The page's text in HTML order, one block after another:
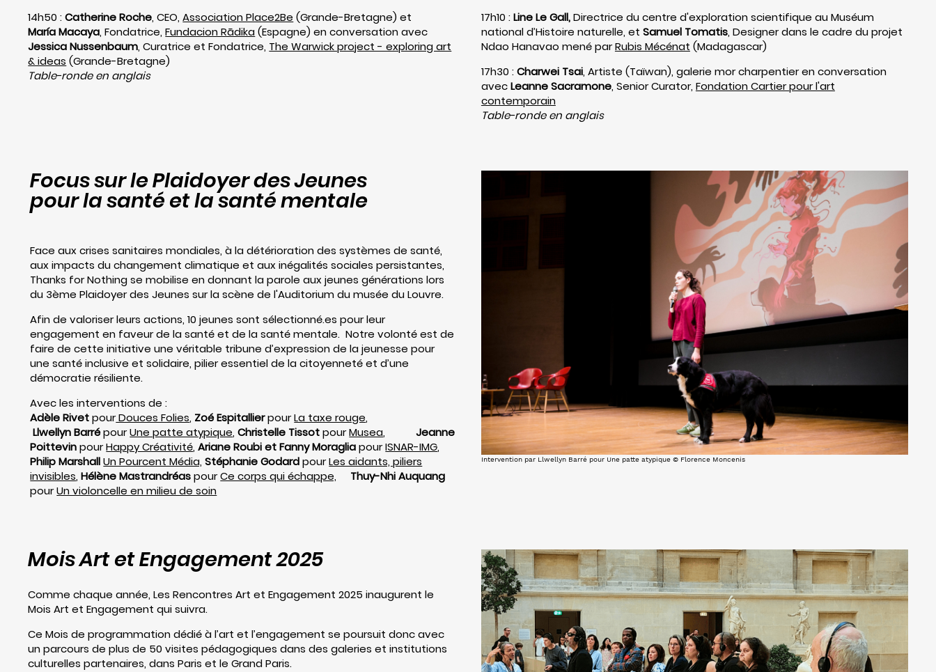
14h50 :Catherine Roche, CEO,Association Place2Be (Grande-Bretagne) et
María Macaya, Fondatrice,Fundacion Rādika(Espagne) en conversation avec
Jessica Nussenbaum, Curatrice et Fondatrice, The Warwick project - exploring art
& ideas (Grande-Bretagne)
Table-ronde en anglais
17h10 :Line Le Gall,Directrice du centre d'exploration scientifique au Muséum
national d’Histoire naturelle, et Samuel Tomatis, Designer dans le cadre du projet
Ndao Hanavao mené parRubis Mécénat (Madagascar)
17h30 :Charwei Tsai, Artiste (Taïwan), galerie mor charpentier en conversation
avecLeanne Sacramone, Senior Curator, Fondation Cartier pour l'art
contemporain
Table-ronde en anglais
Focus sur le Plaidoyer des Jeunes
pour la santé et la santé mentale
Face aux crises sanitaires mondiales, à la détérioration des systèmes de santé,
aux impacts du changement climatique et aux inégalités sociales persistantes,
Thanks for Nothing se mobilise en donnant la parole aux jeunes générations lors
du 3ème Plaidoyer des Jeunes sur la scène de l'Auditorium du musée du Louvre.
Afin de valoriser leurs actions, 10 jeunes sont sélectionné.es pour leur
engagement en faveur de la santé et de la santé mentale. Notre volonté est de
faire de cette initiative une véritable tribune d’expression de la jeunesse pour
une santé inclusive et solidaire, pilier essentiel de la citoyenneté et d’une
démocratie résiliente.
Avec les interventions de :
Adèle RivetpourDouces Folies, Zoé EspitallierpourLa taxe rouge,
Llwellyn BarrépourUne patte atypique,Christelle TissotpourMusea,Jeanne
PoittevinpourHappy Créativité,Ariane Roubi et FannyMoragliapourISNAR-IMG,
Philip Marshall Un Pourcent Média, Stéphanie GodardpourLes aidants, piliers
invisibles,Hélène MastrandréaspourCe corps qui échappe, Thuy-Nhi Auquang
pourUn violoncelle en milieu de soin
Intervention par Llwellyn Barré pour Une patte atypique © Florence Moncenis
Mois Art et Engagement 2025
Comme chaque année, Les Rencontres Art et Engagement 2025 inaugurent le
Mois Art et Engagement qui suivra.
Ce Mois de programmation dédié à l’art et l’engagement se poursuit donc avec
un parcours de plus de 50 visites pédagogiques dans des galeries et institutions
culturelles partenaires, dans Paris et le Grand Paris.